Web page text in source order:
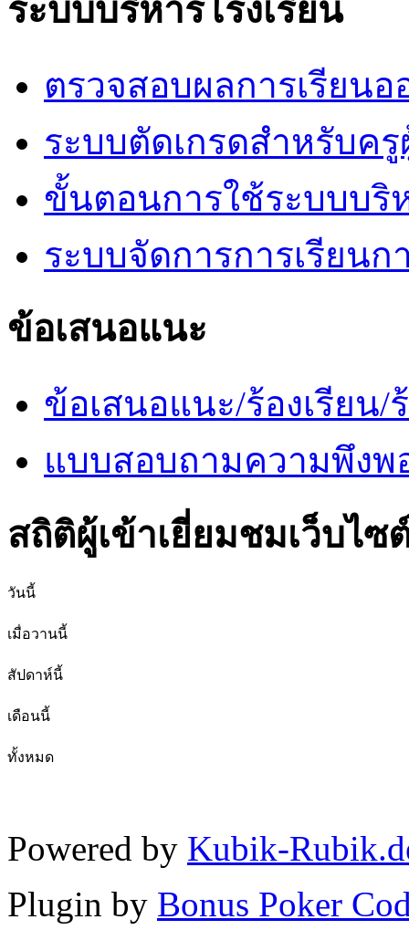
ระบบบริหารโรงเรียน
ตรวจสอบผลการเรียน
ระบบตัดเกรดสำหรับค
ขั้นตอนการใช้ระบบบริ
ระบบจัดการการเรียน
ข้อเสนอแนะ
ข้อเสนอแนะ/ร้องเรียน/
แบบสอบถามความพึงพ
สถิติผู้เข้าเยี่ยมชมเว็บไซ
วันนี้
เมื่อวานนี้
สัปดาห์นี้
เดือนนี้
ทั้งหมด
Powered by Kubik-
Plugin by Bonus Poker